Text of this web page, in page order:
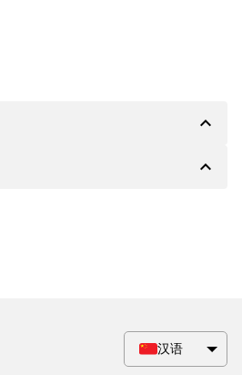
expand_less
果需要，还可以提供 Paypal 或
expand_less
汉语